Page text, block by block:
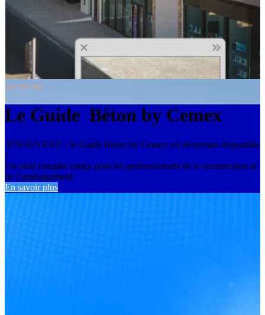
Le Guide Béton by Cemex
💡NOUVEAU : le Guide Béton by Cemex est désormais disponible
!
Un outil complet conçu pour les professionnels de la construction et
de l’aménagement.
En savoir plus